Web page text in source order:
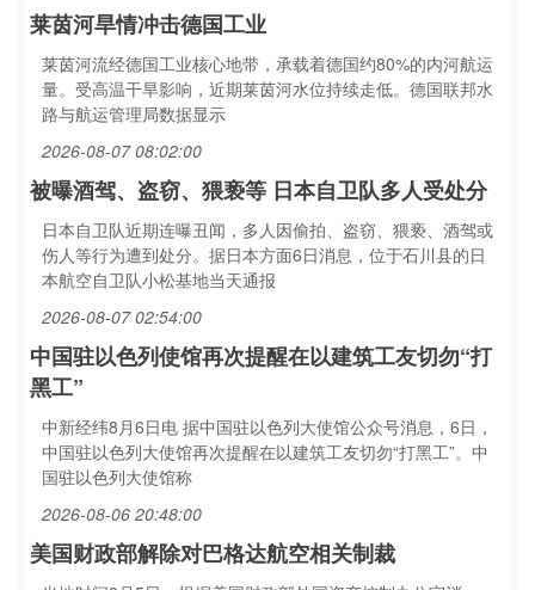
莱茵河旱情冲击德国工业
莱茵河流经德国工业核心地带，承载着德国约80%的内河航运
量。受高温干旱影响，近期莱茵河水位持续走低。德国联邦水
路与航运管理局数据显示
2026-08-07 08:02:00
被曝酒驾、盗窃、猥亵等 日本自卫队多人受处分
日本自卫队近期连曝丑闻，多人因偷拍、盗窃、猥亵、酒驾或
伤人等行为遭到处分。据日本方面6日消息，位于石川县的日
本航空自卫队小松基地当天通报
2026-08-07 02:54:00
中国驻以色列使馆再次提醒在以建筑工友切勿“打
黑工”
中新经纬8月6日电 据中国驻以色列大使馆公众号消息，6日，
中国驻以色列大使馆再次提醒在以建筑工友切勿“打黑工”。中
国驻以色列大使馆称
2026-08-06 20:48:00
美国财政部解除对巴格达航空相关制裁